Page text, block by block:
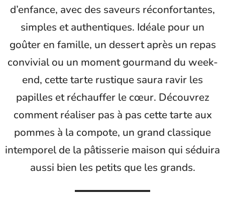
d’enfance, avec des saveurs réconfortantes,
simples et authentiques. Idéale pour un
goûter en famille, un dessert après un repas
convivial ou un moment gourmand du week-
end, cette tarte rustique saura ravir les
papilles et réchauffer le cœur. Découvrez
comment réaliser pas à pas cette tarte aux
pommes à la compote, un grand classique
intemporel de la pâtisserie maison qui séduira
aussi bien les petits que les grands.